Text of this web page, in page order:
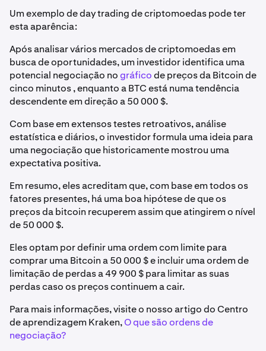
Um exemplo de day trading de criptomoedas pode ter
esta aparência:
Após analisar vários mercados de criptomoedas em
busca de oportunidades, um investidor identifica uma
potencial negociação nográficode preços da Bitcoin de
cinco minutos , enquanto a BTC está numa tendência
descendente em direção a 50 000 $.
Com base em extensos testes retroativos, análise
estatística e diários, o investidor formula uma ideia para
uma negociação que historicamente mostrou uma
expectativa positiva.
Em resumo, eles acreditam que, com base em todos os
fatores presentes, há uma boa hipótese de que os
preços da bitcoin recuperem assim que atingirem o nível
de 50 000 $.
Eles optam por definir uma ordem com limite para
comprar uma Bitcoin a 50 000 $ e incluir uma ordem de
limitação de perdas a 49 900 $ para limitar as suas
perdas caso os preços continuem a cair.
Para mais informações, visite o nosso artigo do Centro
de aprendizagem Kraken,O que são ordens de
negociação?